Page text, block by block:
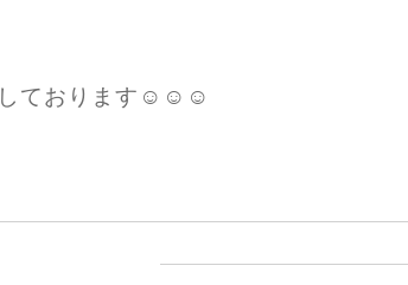
しております☺️☺️☺️